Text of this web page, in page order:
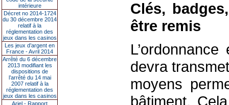
intérieure
Décret no 2014-1724
du 30 décembre 2014
relatif à la
réglementation des
jeux dans les casinos
Les jeux d’argent en
France - Avril 2014
Arrêté du 6 décembre
2013 modifiant les
dispositions de
l’arrêté du 14 mai
2007 relatif à la
réglementation des
jeux dans les casinos
Arjel - Rapport
Clés,
être remis
devra
moyens
bâtiment.